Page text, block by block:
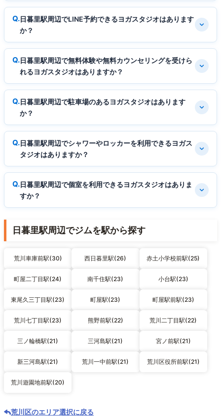
日暮里駅周辺でLINE予約できるヨガスタジオはあります
か？
日暮里駅周辺で無料体験や無料カウンセリングを受けら
れるヨガスタジオはありますか？
日暮里駅周辺で駐車場のあるヨガスタジオはあります
か？
日暮里駅周辺でシャワーやロッカーを利用できるヨガス
タジオはありますか？
日暮里駅周辺で個室を利用できるヨガスタジオはありま
すか？
日暮里駅周辺でジムを駅から探す
荒川車庫前駅(30) 西日暮里駅(26) 赤土小学校前駅(25)
町屋二丁目駅(24) 南千住駅(23) 小台駅(23)
東尾久三丁目駅(23) 町屋駅(23) 町屋駅前駅(23)
荒川七丁目駅(23) 熊野前駅(22) 荒川二丁目駅(22)
三ノ輪橋駅(21) 三河島駅(21) 宮ノ前駅(21)
新三河島駅(21) 荒川一中前駅(21) 荒川区役所前駅(21)
荒川遊園地前駅(20)
荒川区のエリア選択に戻る